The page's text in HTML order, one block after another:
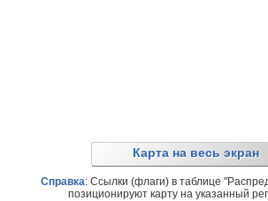
Карта на весь экран
Справка: Ссылки (флаги) в таблице
позиционируют карту на указанный